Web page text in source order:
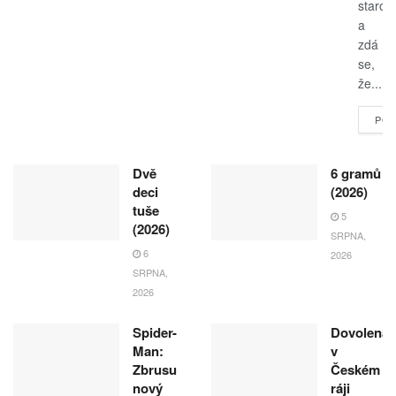
a
zdá
se,
že...
Dvě
deci
tuše
(2026)
6
SRPNA,
2026
6 gramů
(2026)
5
SRPNA,
2026
Spider-
Man:
Zbrusu
nový
Dovolená
v
Českém
ráji